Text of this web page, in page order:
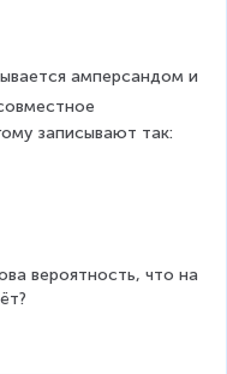
амперсандом и
записывают так:
вероятность, что на